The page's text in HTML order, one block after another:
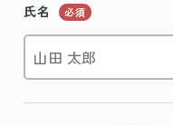
氏名 必須